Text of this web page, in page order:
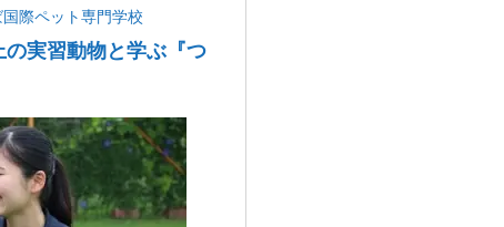
際ペット専門学校
の実習動物と学ぶ『つ